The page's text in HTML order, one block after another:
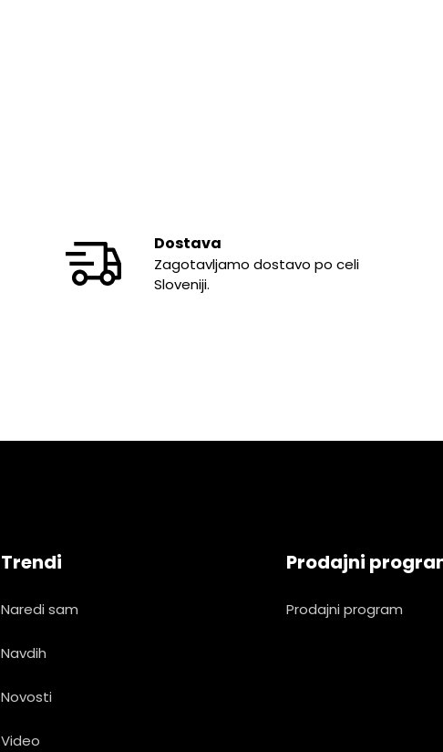
Dostava
Zagotavljamo dostavo po celi
Sloveniji.
Trendi
Naredi sam
Navdih
Novosti
Video
Prodajni
Prodajni program